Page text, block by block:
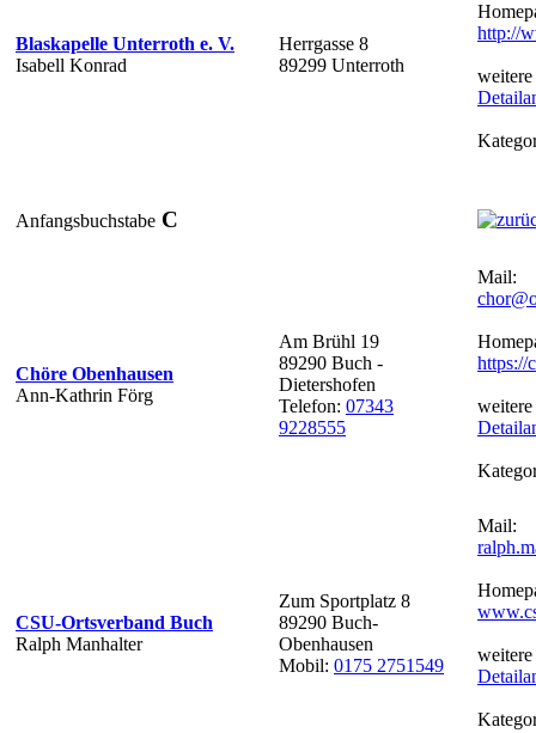
Blaskapelle Unterroth e. V.
Isabell Konrad
Herrgasse 8
89299 Unterroth
http://
Anfangsbuchstabe C
Chöre Obenhausen
Ann-Kathrin Förg
Am Brühl 19
89290 Buch -
Dietershofen
Telefon: 07343
9228555
Mail:
https://
CSU-Ortsverband Buch
Ralph Manhalter
Zum Sportplatz 8
89290 Buch-
Obenhausen
Mobil: 0175 2751549
Mail: